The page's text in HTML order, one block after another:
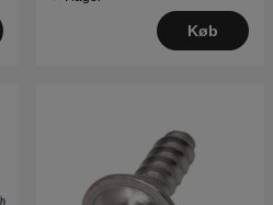
Køb